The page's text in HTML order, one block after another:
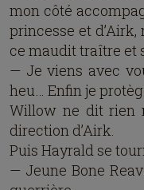
mon côté
princesse et
ce maudit traître et
— Je viens avec
heu… Enfin je
Willow ne dit rien
direction d’Airk.
Puis Hayrald se
— Jeune Bone